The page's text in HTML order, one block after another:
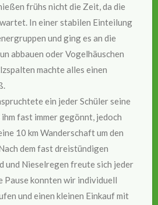
frühs nicht die Zeit, da die
In einer stabilen Einteilung
und ging es an die
abbauen oder Vogelhäuschen
machte alles einen
ein jeder Schüler seine
fast immer gegönnt, jedoch
10 km Wanderschaft um den
dem fast dreistündigen
und Nieselregen freute sich jeder
Pause konnten wir individuell
und einen kleinen Einkauf mit